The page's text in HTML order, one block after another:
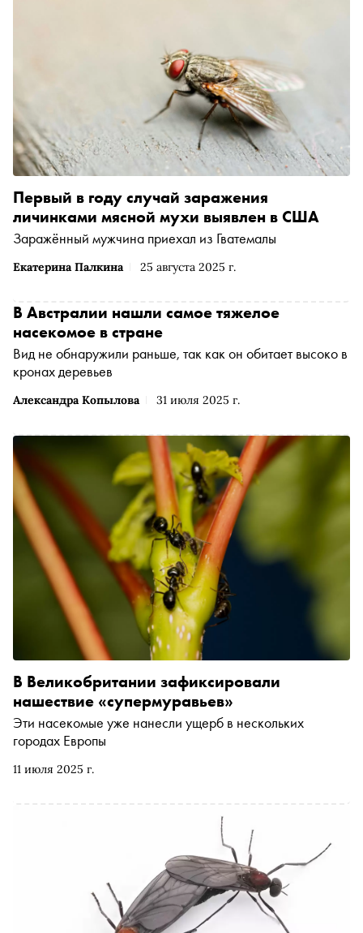
Екатерина Палкина 25 августа 2025 г.
Первый в году случай заражения
личинками мясной мухи выявлен в США
Заражённый мужчина приехал из Гватемалы
Александра Копылова 31 июля 2025 г.
В Австралии нашли самое тяжелое
насекомое в стране
Вид не обнаружили раньше, так как он обитает высоко в
кронах деревьев
11 июля 2025 г.
В Великобритании зафиксировали
нашествие «супермуравьев»
Эти насекомые уже нанесли ущерб в нескольких
городах Европы